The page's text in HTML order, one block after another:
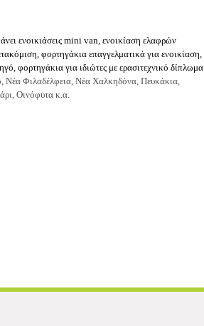
ενοικιάσεις mini van, ενοικίαση ελαφρών
φορτηγάκια επαγγελματικά για ενοικίαση,
φορτηγάκια για ιδιώτες με ερασιτεχνικό δίπλωμα
Νέα Φιλαδέλφεια, Νέα Χαλκηδόνα, Πευκάκια,
Οινόφυτα κ.α.